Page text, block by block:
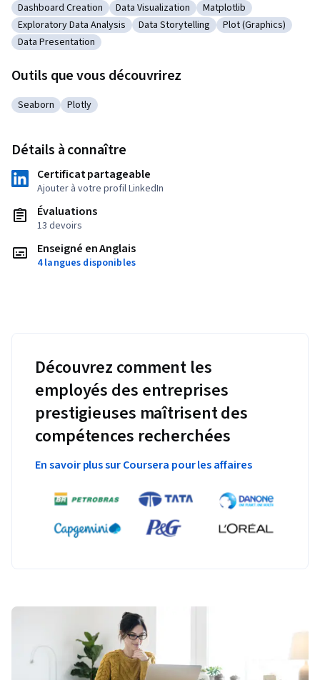
Catégorie : Dashboard Creation
Dashboard Creation Catégorie : Data Visualization
Data Visualization Catégorie : Matplotlib
Matplotlib
Catégorie : Exploratory Data Analysis
Exploratory Data Analysis Catégorie : Data Storytelling
Data Storytelling Catégorie : Plot
Plot (Graphics)
Catégorie : Data Presentation
Data Presentation
Outils que vous découvrirez
Catégorie : Seaborn
Seaborn Catégorie : Plotly
Plotly
Détails à connaître
Certificat partageable
Ajouter à votre profil LinkedIn
Évaluations
13 devoirs
Enseigné en Anglais
4 langues disponibles
Découvrez comment les
employés des entreprises
prestigieuses maîtrisent des
compétences recherchées
En savoir plus sur Coursera pour les affaires